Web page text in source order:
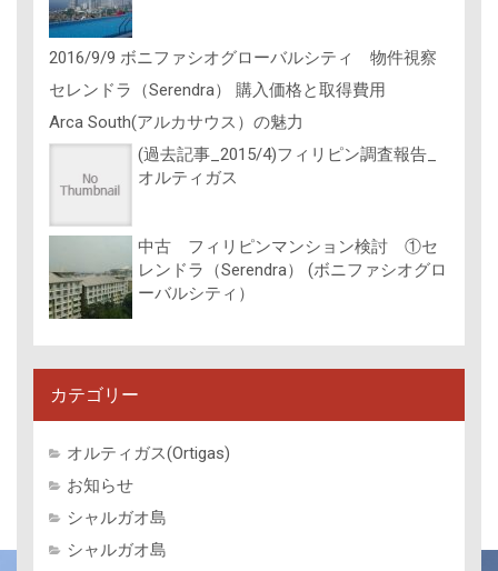
2016/9/9 ボニファシオグローバルシティ 物件視察
セレンドラ（Serendra） 購入価格と取得費用
Arca South(アルカサウス）の魅力
(過去記事_2015/4)フィリピン調査報告_
オルティガス
中古 フィリピンマンション検討 ①セ
レンドラ（Serendra） (ボニファシオグロ
ーバルシティ）
カテゴリー
オルティガス(Ortigas)
お知らせ
シャルガオ島
シャルガオ島